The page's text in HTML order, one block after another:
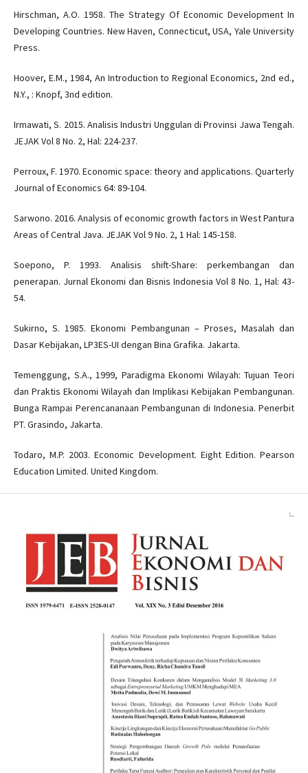
Hirschman, A.O. 1958. The Strategy Of Economic Development In
Developing Countries. New Haven, Connecticut, USA, Yale University
Press.
Hoover, E.M., 1984, An Introduction to Regional Economics, 2nd ed.,
N.Y., : Knopf, 3nd edition.
Irmawati, S. 2015. Analisis Industri Unggulan di Provinsi Jawa Tengah.
JEJAK Vol 8 No. 2, Hal: 224-237.
Perroux, F. 1970. Economic space: theory and applications. Quarterly
Journal of Economics 64: 89-104.
Sarwono. 2016. Analysis of economic growth factors in West Pantura
Areas of Central Java. JEJAK Vol 9 No. 2, 1 Hal: 145-158.
Soepono, P. 1993. Analisis shift-Share: perkembangan dan
penerapan. Jurnal Ekonomi dan Bisnis Indonesia Vol 8 No. 1, Hal: 43-
54.
Sukirno, S. 1985. Ekonomi Pembangunan – Proses, Masalah dan
Dasar Kebijakan, LP3ES-UI dengan Bina Grafika. Jakarta.
Temenggung, S.A., 1999, Paradigma Ekonomi Wilayah: Tujuan Teori
dan Praktis Ekonomi Wilayah dan Implikasi Kebijakan Pembangunan.
Bunga Rampai Perencananaan Pembangunan di Indonesia. Penerbit
PT. Grasindo, Jakarta.
Todaro, M.P. 2003. Economic Development. Eight Edition. Pearson
Education Limited. United Kingdom.